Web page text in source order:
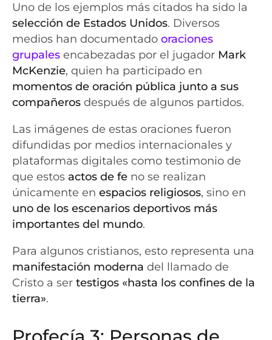
Uno de los ejemplos más citados ha sido la
selección de Estados Unidos. Diversos
medios han documentado oraciones
grupales encabezadas por el jugador Mark
McKenzie, quien ha participado en
momentos de oración pública junto a sus
compañeros después de algunos partidos.
Las imágenes de estas oraciones fueron
difundidas por medios internacionales y
plataformas digitales como testimonio de
que estos actos de fe no se realizan
únicamente en espacios religiosos, sino en
uno de los escenarios deportivos más
importantes del mundo.
Para algunos cristianos, esto representa una
manifestación moderna del llamado de
Cristo a ser testigos «hasta los confines de la
tierra».